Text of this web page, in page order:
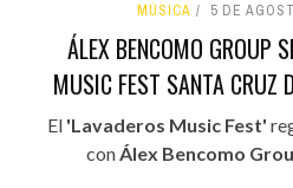
MÚSICA 5 DE
ÁLEX BENCOMO GROUP
MUSIC FEST SANTA CRUZ
El 'Lavaderos Music Fest'
conÁlex Bencomo